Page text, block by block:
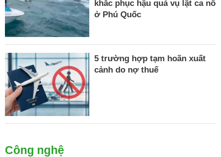
khắc phục hậu quả vụ lật ca nô
ở Phú Quốc
5 trường hợp tạm hoãn xuất
cảnh do nợ thuế
Công nghệ